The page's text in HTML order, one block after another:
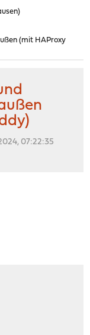
)
(mit HAProxy
07:22:35